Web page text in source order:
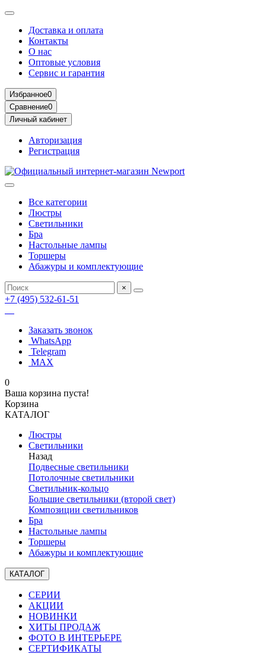
Доставка и оплата
Контакты
О нас
Оптовые условия
Сервис и гарантия
Избранное0
Сравнение0
Личный кабинет
Авторизация
Регистрация
Все категории
Люстры
Светильники
Бра
Настольные лампы
Торшеры
Абажуры и комплектующие
×
+7 (495) 532-61-51
Заказать звонок
WhatsApp
Telegram
MAX
0
Ваша корзина пуста!
Корзина
КАТАЛОГ
Люстры
Светильники
Назад
Подвесные светильники
Потолочные светильники
Светильник-кольцо
Большие светильники (второй свет)
Композиции светильников
Бра
Настольные лампы
Торшеры
Абажуры и комплектующие
КАТАЛОГ
СЕРИИ
АКЦИИ
НОВИНКИ
ХИТЫ ПРОДАЖ
ФОТО В ИНТЕРЬЕРЕ
СЕРТИФИКАТЫ